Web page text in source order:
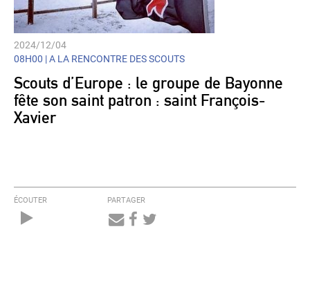
2024/12/04
08H00 |A LA RENCONTRE DES SCOUTS
Scouts d’Europe : le groupe de Bayonne
fête son saint patron : saint François-
Xavier
ÉCOUTER PARTAGER